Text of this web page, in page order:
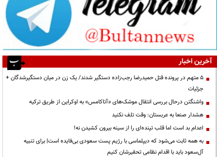
آخرین اخبار
۵ متهم در پرونده قتل حمیدرضا رجب‌زاده دستگیر شدند/ یک زن در میان دستگیرشدگان +
جزئیات
واشنگتن درحال بررسی انتقال موشک‌های «آتاکامس» به اوکراین از طریق ترکیه
هشدار صنعا به عربستان: وقت تلف نکنید
اعدام بد است اما قلب تپنده‌ای را از سینه بیرون کشیدن نه!
به همه ثابت می‌شود که دیپلماسی با رژیم پست سعودی بی‌فایده است| برای تنبیه
آل‌سعود باید با اقدام نظامی تحقیرشان کنیم